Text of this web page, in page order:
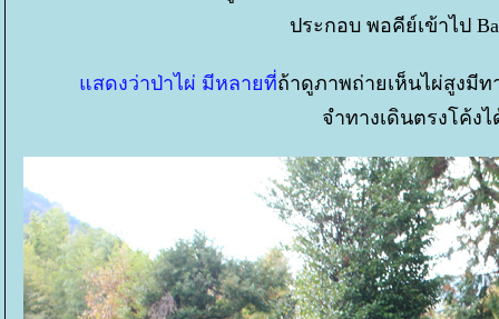
ประกอบ พอคีย์เข้าไป
สดงว่าป่าไผ่ มีหลายที่ถ้าดูภาพถ่ายเห็นไผ่สูงมี
จำทางเดินตรงโค้ง